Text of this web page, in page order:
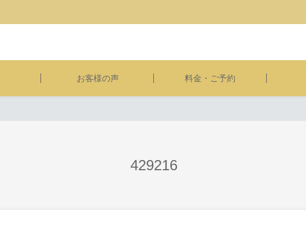
お客様の声 料金・ご予約
429216